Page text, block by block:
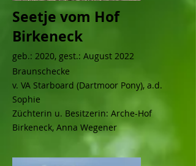
Seetje vom Hof
Birkeneck
geb.: 2020, gest.: August 2022
Braunschecke
v. VA Starboard (Dartmoor Pony), a.d.
Sophie
Züchterin u. Besitzerin: Arche-Hof
Birkeneck, Anna Wegener